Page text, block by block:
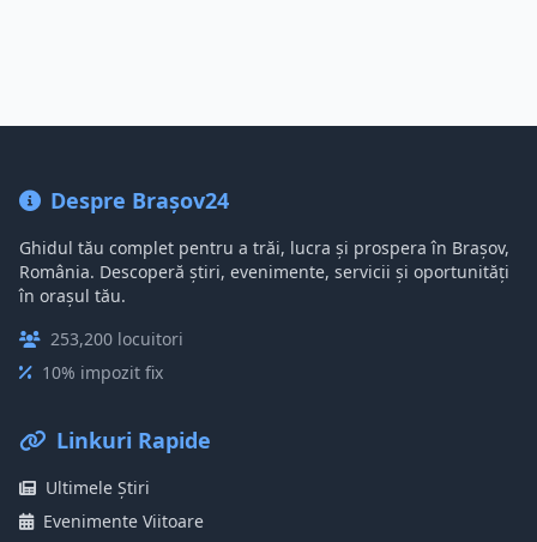
Despre Brașov24
Ghidul tău complet pentru a trăi, lucra și prospera în Brașov,
România. Descoperă știri, evenimente, servicii și oportunități
în orașul tău.
253,200 locuitori
10% impozit fix
Linkuri Rapide
Ultimele Știri
Evenimente Viitoare